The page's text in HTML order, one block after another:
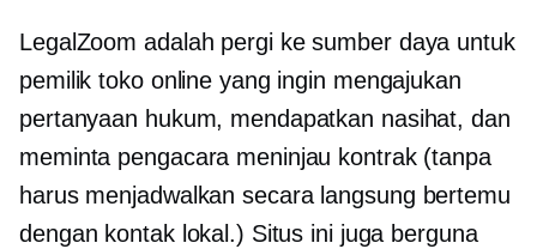
LegalZoom adalah pergi kesumber daya untuk
pemilik toko online yang ingin mengajukan
pertanyaan hukum, mendapatkan nasihat, dan
meminta pengacara meninjau kontrak (tanpa
harus menjadwalkansecara langsung bertemu
dengan kontak lokal.) Situs ini juga berguna